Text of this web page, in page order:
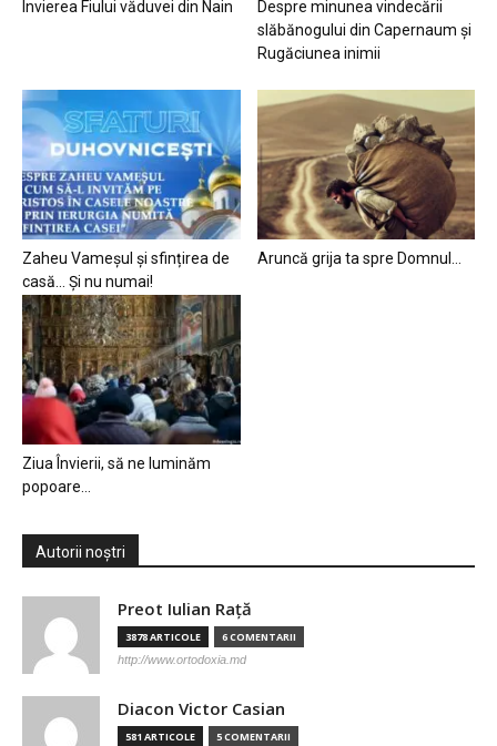
Învierea Fiului văduvei din Nain
Despre minunea vindecării
slăbănogului din Capernaum și
Rugăciunea inimii
Zaheu Vameșul și sfințirea de
casă… Și nu numai!
Aruncă grija ta spre Domnul…
Ziua Învierii, să ne luminăm
popoare…
Autorii noștri
Preot Iulian Raţă
3878 ARTICOLE 6 COMENTARII
http://www.ortodoxia.md
Diacon Victor Casian
581 ARTICOLE 5 COMENTARII